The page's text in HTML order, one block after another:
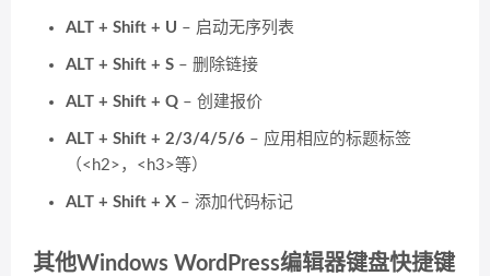
ALT + Shift + U – 启动无序列表
ALT + Shift + S – 删除链接
ALT + Shift + Q – 创建报价
ALT + Shift + 2/3/4/5/6 – 应用相应的标题标签
（<h2>，<h3>等）
ALT + Shift + X – 添加代码标记
其他Windows WordPress编辑器键盘快捷键